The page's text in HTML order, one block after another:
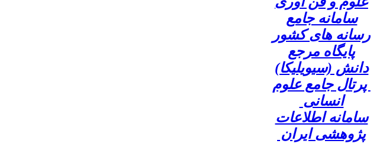
سامانه جامع
رسانه های کشور
پایگاه مرجع
دانش (سیویلیکا)
پرتال جامع علوم
انسانی
سامانه اطلاعات
پژوهشی ایران